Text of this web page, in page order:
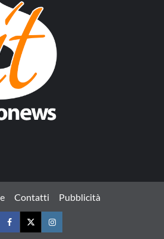
Contatti Pubblicità
FacebookTwitterInstagram